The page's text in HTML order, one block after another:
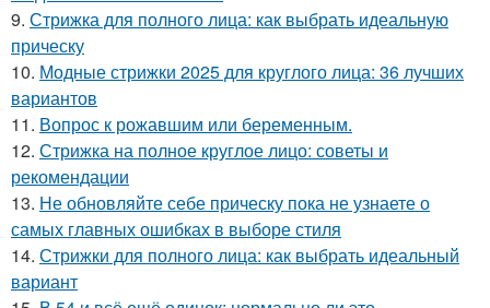
9. Стрижка для полного лица: как выбрать идеальную
прическу
10. Модные стрижки 2025 для круглого лица: 36 лучших
вариантов
11. Вопрос к рожавшим или беременным.
12. Стрижка на полное круглое лицо: советы и
рекомендации
13. Не обновляйте себе прическу пока не узнаете о
самых главных ошибках в выборе стиля
14. Стрижки для полного лица: как выбрать идеальный
вариант